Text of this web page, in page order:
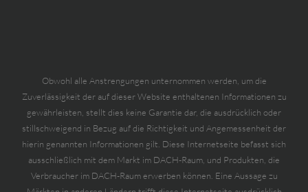
Obwohl alle Anstrengungen unternommen werden, um die
Zuverlässigkeit der auf dieser Website enthaltenen Informationen zu
gewährleisten, stellt dies keine Garantie dar, die ausdrücklich oder
stillschweigend in Bezug auf die Richtigkeit und Angemessenheit der
hierin genannten Informationen gilt. Diese Internetseite befasst sich
ausschließlich mit dem Markt im DACH-Raum, und Produkten, die
Verbraucher im DACH-Raum erwerben können. Eine Aussage zu